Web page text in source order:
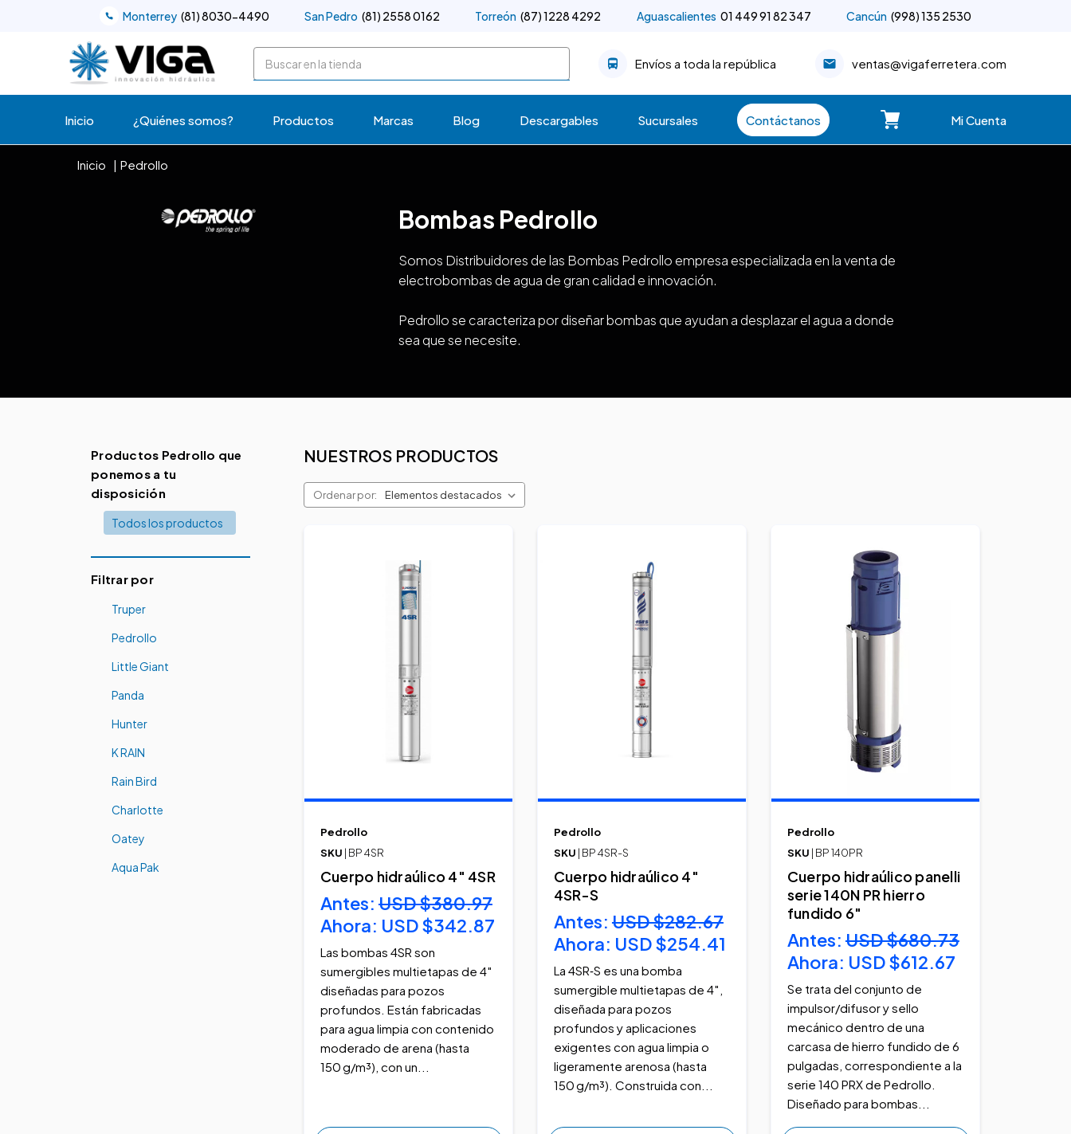
Monterrey (81) 8030-4490 San Pedro (81) 2558 0162 Torreón (87) 1228 4292 Aguascalientes 01 449 91 82 347 Cancún (998) 135 2530
Buscar
Envíos a toda la república ventas@vigaferretera.com
Inicio ¿Quiénes somos? Productos Marcas Blog Descargables Sucursales Contáctanos Mi Cuenta
Inicio Pedrollo
Bombas Pedrollo
Somos Distribuidores de las Bombas Pedrollo empresa especializada en la venta de
electrobombas de agua de gran calidad e innovación.
Pedrollo se caracteriza por diseñar bombas que ayudan a desplazar el agua a donde
sea que se necesite.
Productos Pedrollo que
ponemos a tu
disposición
Todos los productos
Filtrar por
Truper
Pedrollo
Little Giant
Panda
Hunter
K RAIN
Rain Bird
Charlotte
Oatey
Aqua Pak
NUESTROS PRODUCTOS
Ordenar por:
Pedrollo
SKU | BP 4SR
Cuerpo hidraúlico 4" 4SR
Antes: USD $380.97
Ahora: USD $342.87
Las bombas 4SR son
sumergibles multietapas de 4″
diseñadas para pozos
profundos. Están fabricadas
para agua limpia con contenido
moderado de arena (hasta
150 g/m³), con un...
Pedrollo
SKU | BP 4SR-S
Cuerpo hidraúlico 4"
4SR-S
Antes: USD $282.67
Ahora: USD $254.41
La 4SR‑S es una bomba
sumergible multietapas de 4″,
diseñada para pozos
profundos y aplicaciones
exigentes con agua limpia o
ligeramente arenosa (hasta
150 g/m³). Construida con...
Pedrollo
SKU | BP 140PR
Cuerpo hidraúlico panelli
serie 140N PR hierro
fundido 6"
Antes: USD $680.73
Ahora: USD $612.67
Se trata del conjunto de
impulsor/difusor y sello
mecánico dentro de una
carcasa de hierro fundido de 6
pulgadas, correspondiente a la
serie 140 PRX de Pedrollo.
Diseñado para bombas...